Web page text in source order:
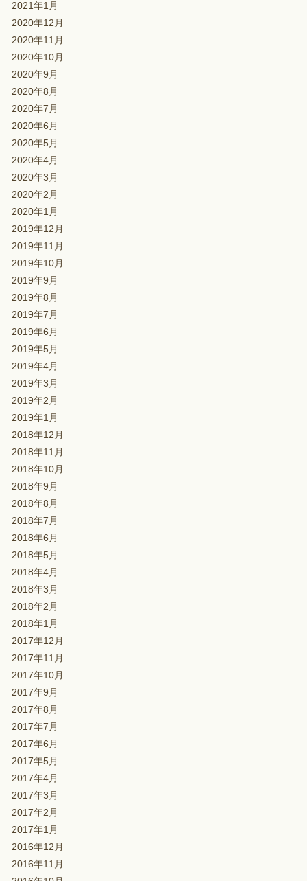
2021年1月
2020年12月
2020年11月
2020年10月
2020年9月
2020年8月
2020年7月
2020年6月
2020年5月
2020年4月
2020年3月
2020年2月
2020年1月
2019年12月
2019年11月
2019年10月
2019年9月
2019年8月
2019年7月
2019年6月
2019年5月
2019年4月
2019年3月
2019年2月
2019年1月
2018年12月
2018年11月
2018年10月
2018年9月
2018年8月
2018年7月
2018年6月
2018年5月
2018年4月
2018年3月
2018年2月
2018年1月
2017年12月
2017年11月
2017年10月
2017年9月
2017年8月
2017年7月
2017年6月
2017年5月
2017年4月
2017年3月
2017年2月
2017年1月
2016年12月
2016年11月